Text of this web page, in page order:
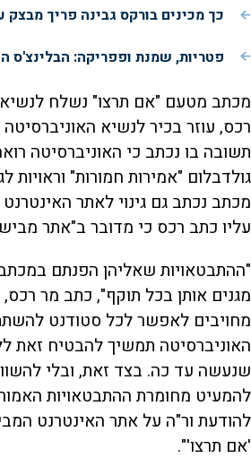
כך מכינים בורקס גבינה פריך
פטריות, שמנת ופפריקה:
מכתב מטעם "אם תרצו" נשלח לנשיא
רכס, עוזר בכיר לנשיא
תשובה בו נכתב כי האוניברסיטה
גולדבלום "אמירות חמורות" וראויות
מכתב נכתב גם גינוי לאתר
עליו כתב רכס כי מדובר ב"אתר
"ההתבטאויות שאליהן הפנתם
מגנים אותן בכל תוקף", כתב מר רכס,
מחויבים לאפשר לכל סטודנט
האוניברסיטה תמשיך להבטיח זאת
שנעשה עד כה. בצד זאת, ובלי
להמעיט מחומרת ההתבטאויות
להודעת ור"ה על אתר האינטרנט
'אם תרצו'".